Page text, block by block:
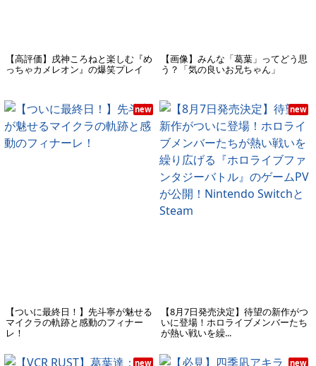
【高評価】戌神ころねと楽しむ『め
っちゃカメレオン』の爆笑プレイ
【画像】みんな「葛葉」ってどう思
う？「気の良いお兄ちゃん」
new
【ついに最終日！】先斗寧が魅せる
マイクラの軌跡と感動のフィナー
レ！
new
【8月7日発売決定】待望の新作がつ
いに登場！ホロライブメンバーたち
が熱い戦いを繰...
new new